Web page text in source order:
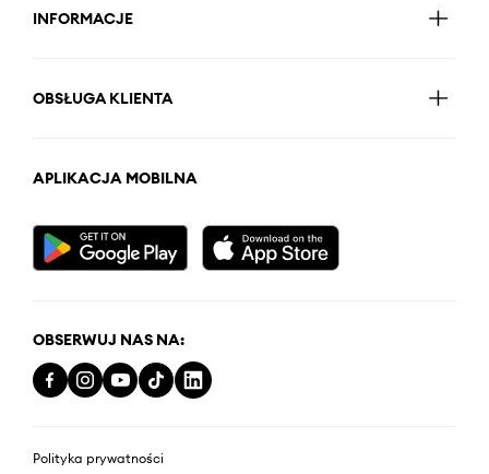
INFORMACJE
OBSŁUGA KLIENTA
APLIKACJA MOBILNA
OBSERWUJ NAS NA:
Polityka prywatności